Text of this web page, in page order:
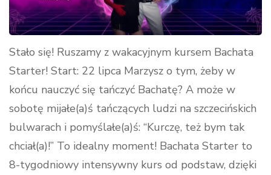
Stało się! Ruszamy z wakacyjnym kursem Bachata
Starter! Start: 22 lipca Marzysz o tym, żeby w
końcu nauczyć się tańczyć Bachatę? A może w
sobotę mijałe(a)ś tańczących ludzi na szczecińskich
bulwarach i pomyślałe(a)ś: “Kurczę, też bym tak
chciał(a)!” To idealny moment! Bachata Starter to
8-tygodniowy intensywny kurs od podstaw, dzięki